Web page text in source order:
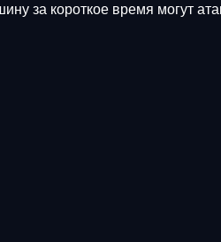
за короткое время могут